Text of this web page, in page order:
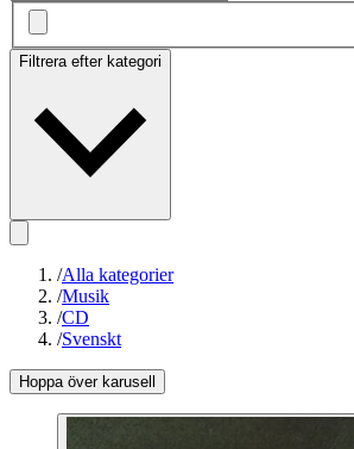
Filtrera efter kategori
/Alla kategorier
/Musik
/CD
/Svenskt
Hoppa över karusell